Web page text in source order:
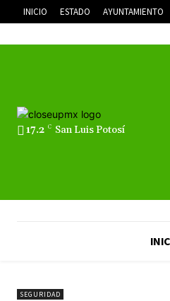
INICIO ESTADO AYUNTAMIENTO
17.2 C San Luis Potosí
SEGURIDAD